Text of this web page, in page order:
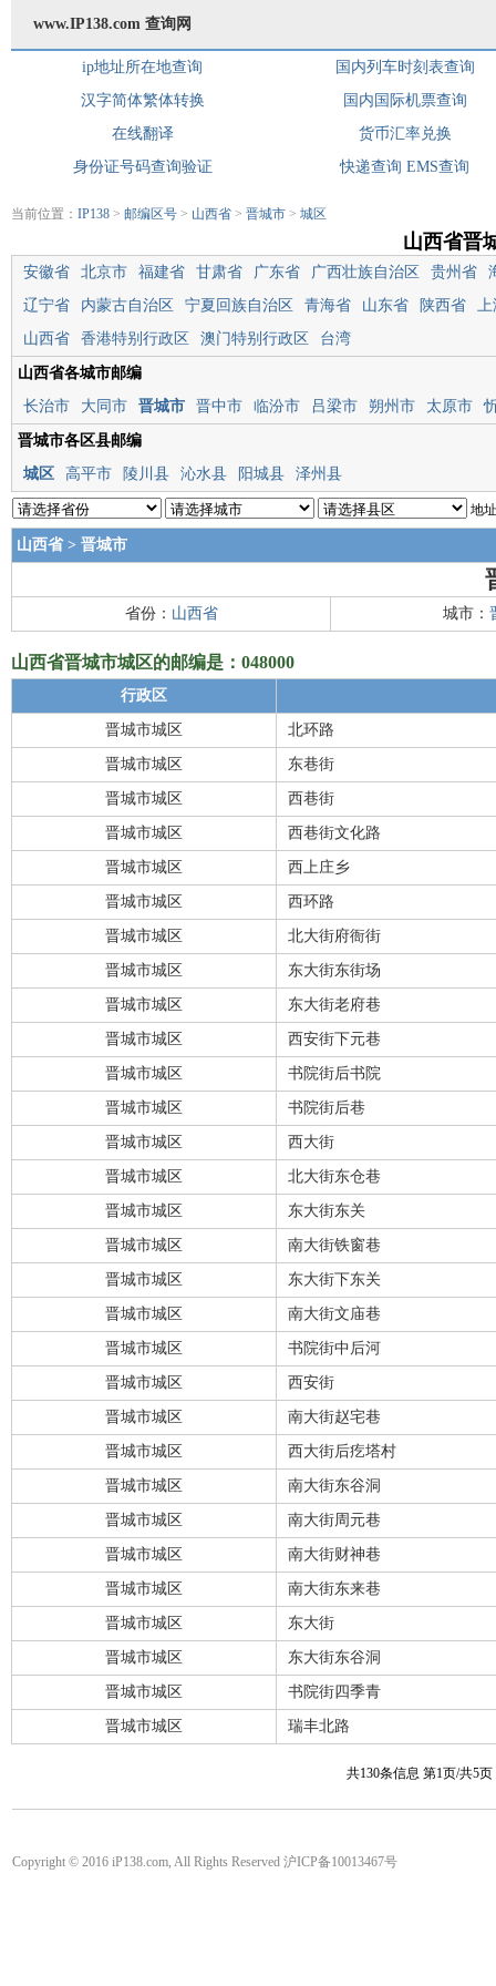
www.IP138.com 查询网
ip地址所在地查询
国内列车时刻表查询
汉字简体繁体转换
国内国际机票查询
在线翻译
货币汇率兑换
身份证号码查询验证
快递查询 EMS查询
当前位置： IP138 > 邮编区号 > 山西省 > 晋城市 > 城区
山西省晋
安徽省 北京市 福建省 甘肃省 广东省 广西壮族自治区 贵州省
辽宁省
内蒙古自治区 宁夏回族自治区 青海省 山东省 陕西省
上
山西省
香港特别行政区 澳门特别行政区 台湾
山西省各城市邮编
长治市
大同市 晋城市 晋中市 临汾市 吕梁市 朔州市 太原市
晋城市各区县邮编
城区
高平市 陵川县 沁水县 阳城县 泽州县
地
山西省> 晋城市
省份： 山西省 城市：
山西省晋城市城区的邮编是：048000
行政区
晋城市城区 北环路
晋城市城区 东巷街
晋城市城区 西巷街
晋城市城区 西巷街文化路
晋城市城区 西上庄乡
晋城市城区 西环路
晋城市城区 北大街府衙街
晋城市城区 东大街东街场
晋城市城区 东大街老府巷
晋城市城区 西安街下元巷
晋城市城区 书院街后书院
晋城市城区 书院街后巷
晋城市城区 西大街
晋城市城区 北大街东仓巷
晋城市城区 东大街东关
晋城市城区 南大街铁窗巷
晋城市城区 东大街下东关
晋城市城区 南大街文庙巷
晋城市城区 书院街中后河
晋城市城区 西安街
晋城市城区 南大街赵宅巷
晋城市城区 西大街后疙塔村
晋城市城区 南大街东谷洞
晋城市城区 南大街周元巷
晋城市城区 南大街财神巷
晋城市城区 南大街东来巷
晋城市城区 东大街
晋城市城区 东大街东谷洞
晋城市城区 书院街四季青
晋城市城区 瑞丰北路
共130条信息 第1页/共5
Copyright © 2016 iP138.com, All Rights Reserved 沪ICP备10013467号